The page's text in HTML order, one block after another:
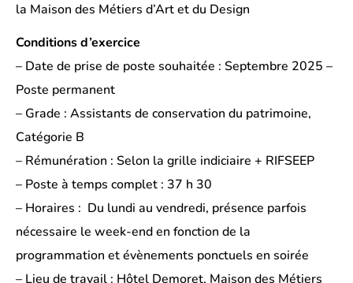
la Maison des Métiers d’Art et du Design
Conditions d’exercice
– Date de prise de poste souhaitée : Septembre 2025 –
Poste permanent
– Grade : Assistants de conservation du patrimoine,
Catégorie B
– Rémunération : Selon la grille indiciaire + RIFSEEP
– Poste à temps complet : 37 h 30
– Horaires : Du lundi au vendredi, présence parfois
nécessaire le week-end en fonction de la
programmation et évènements ponctuels en soirée
– Lieu de travail : Hôtel Demoret, Maison des Métiers